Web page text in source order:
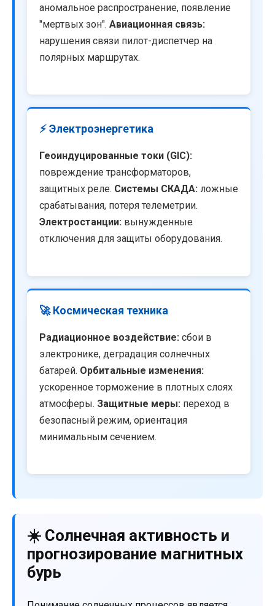
аномальное распространение, появление
"мертвых зон". Авиационная связь:
нарушения связи пилот-диспетчер на
полярных маршрутах.
⚡ Электроэнергетика
Геоиндуцированные токи (GIC):
повреждение трансформаторов,
защитных реле. Системы СКАДА: ложные
срабатывания, потеря телеметрии.
Электростанции: вынужденные
отключения для защиты оборудования.
🚀 Космическая техника
Радиационное воздействие: сбои в
электронике, деградация солнечных
батарей. Орбитальные изменения:
ускоренное торможение в плотных слоях
атмосферы. Защитные меры: переход в
безопасный режим, ориентация
минимальным сечением.
☀️ Солнечная активность и
прогнозирование магнитных
бурь